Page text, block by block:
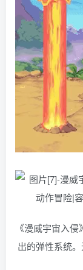
《漫威宇宙入
出的弹性系统